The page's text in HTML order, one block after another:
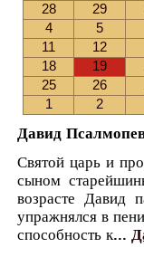
28
29
4
5
11
12
18
19
25
26
1
2
Давид
Святой царь и
сыном
возрасте Давид
упражнялся в
способность к...